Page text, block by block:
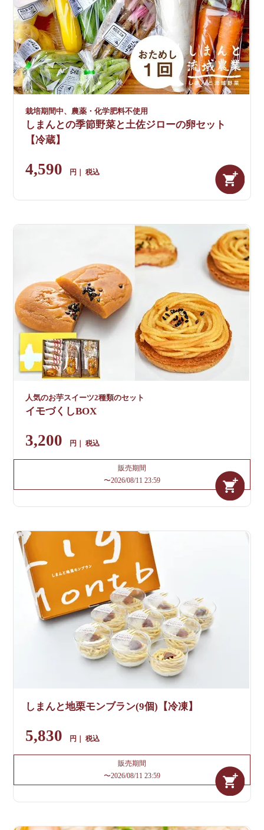
栽培期間中、農薬・化学肥料不使用
しまんとの季節野菜と土佐ジローの卵セット
【冷蔵】
4,590 税込
人気のお芋スイーツ2種類のセット
イモづくしBOX
3,200 税込
販売期間
〜2026/08/11 23:59
しまんと地栗モンブラン(9個)【冷凍】
5,830 税込
販売期間
〜2026/08/11 23:59